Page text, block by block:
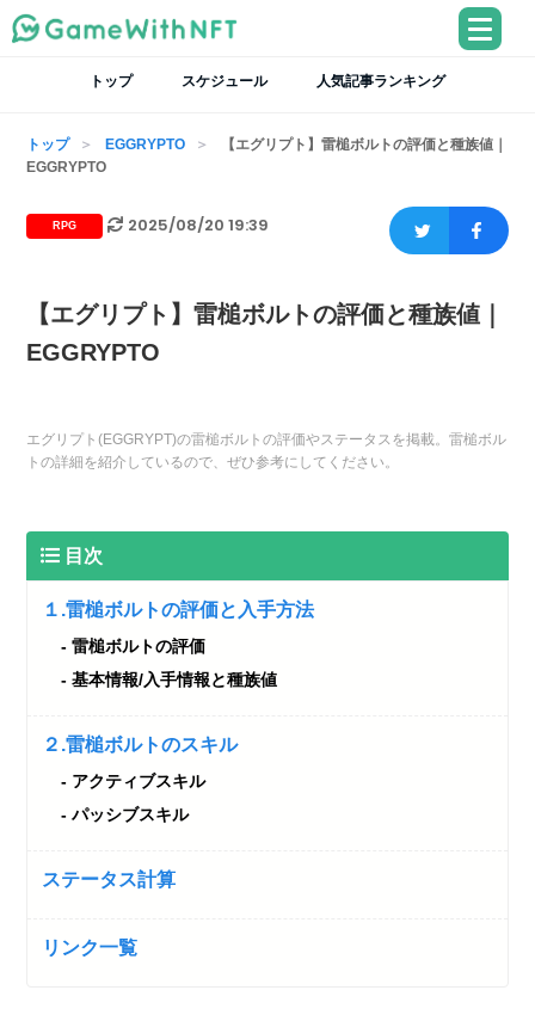
トップ スケジュール 人気記事ランキング
トップ EGGRYPTO
【エグリプト】雷槌ボルトの評価と種族値｜
EGGRYPTO
RPG 2025/08/20 19:39
【エグリプト】雷槌ボルトの評価と種族値｜
EGGRYPTO
エグリプト(EGGRYPT)の雷槌ボルトの評価やステータスを掲載。雷槌ボル
トの詳細を紹介しているので、ぜひ参考にしてください。
目次
１.雷槌ボルトの評価と入手方法
雷槌ボルトの評価
基本情報/入手情報と種族値
２.雷槌ボルトのスキル
アクティブスキル
パッシブスキル
ステータス計算
リンク一覧